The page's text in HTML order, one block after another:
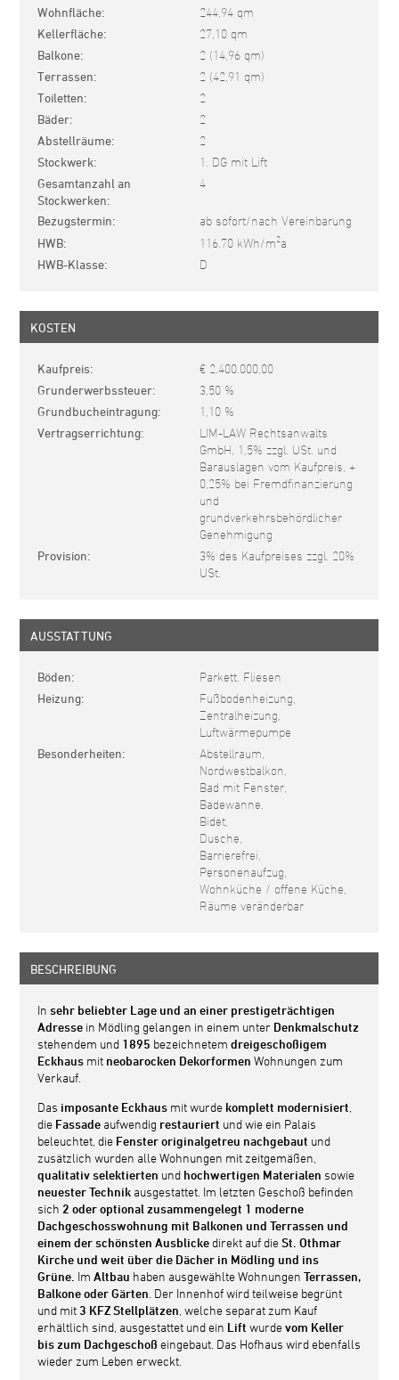
Wohnfläche 244,94 qm
Kellerfläche 27,10 qm
Balkone 2 (14,96 qm)
Terrassen 2 (42,91 qm)
Toiletten 2
Bäder 2
Abstellräume 2
Stockwerk 1. DG mit Lift
Gesamtanzahl an
Stockwerken
4
Bezugstermin ab sofort/nach Vereinbarung
HWB 116.70 kWh/m2a
HWB-Klasse D
KOSTEN
Kaufpreis € 2.400.000,00
Grunderwerbssteuer 3,50 %
Grundbucheintragung 1,10 %
Vertragserrichtung
LIM-LAW Rechtsanwalts
GmbH, 1,5% zzgl. USt. und
Barauslagen vom Kaufpreis, +
0,25% bei Fremdfinanzierung
und
grundverkehrsbehördlicher
Genehmigung
Provision
3% des Kaufpreises zzgl. 20%
USt.
AUSSTATTUNG
Böden Parkett, Fliesen
Heizung
Fußbodenheizung,
Zentralheizung,
Luftwärmepumpe
Besonderheiten
Abstellraum,
Nordwestbalkon,
Bad mit Fenster,
Badewanne,
Bidet,
Dusche,
Barrierefrei,
Personenaufzug,
Wohnküche / offene Küche,
Räume veränderbar
BESCHREIBUNG
In sehr beliebter Lage und an einer prestigeträchtigen
Adresse in Mödling gelangen in einem unter Denkmalschutz
stehendem und 1895 bezeichnetem dreigeschoßigem
Eckhaus mit neobarocken Dekorformen Wohnungen zum
Verkauf.
Das imposante Eckhaus mit wurde komplett modernisiert
die Fassade aufwendig restauriert und wie ein Palais
beleuchtet, die Fenster originalgetreu nachgebaut und
zusätzlich wurden alle Wohnungen mit zeitgemäßen,
qualitativ selektierten und hochwertigen Materialen sowie
neuester Technik ausgestattet. Im letzten Geschoß befinden
sich 2 oder optional zusammengelegt 1 moderne
Dachgeschosswohnung mit Balkonen und Terrassen und
einem der schönsten Ausblickedirekt auf dieSt. Othmar
Kirche und weit über die Dächer in Mödling und ins
Grüne. Im Altbau haben ausgewählte Wohnungen Terrassen,
Balkone oder Gärten . Der Innenhof wird teilweise begrünt
und mit 3 KFZ Stellplätzen , welche separat zum Kauf
erhältlich sind, ausgestattet und ein Lift wurdevom Keller
bis zum Dachgeschoß eingebaut. Das Hofhaus wird ebenfalls
wieder zum Leben erweckt.